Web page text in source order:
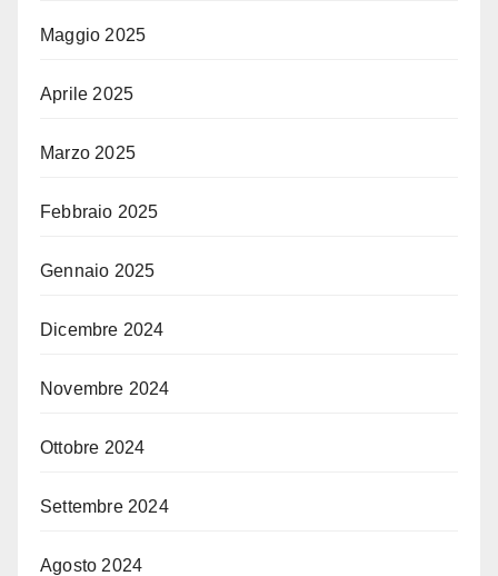
Maggio 2025
Aprile 2025
Marzo 2025
Febbraio 2025
Gennaio 2025
Dicembre 2024
Novembre 2024
Ottobre 2024
Settembre 2024
Agosto 2024